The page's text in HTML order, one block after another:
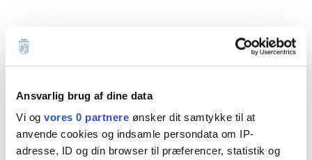
Ansvarlig brug af dine data
Vi og vores 0 partnere ønsker dit samtykke til at
anvende cookies og indsamle persondata om IP-
adresse, ID og din browser til præferencer, statistik og
Anden del: